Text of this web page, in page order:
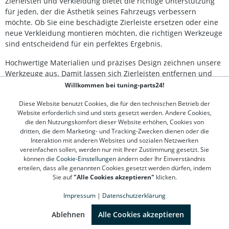
für jeden, der die Ästhetik seines Fahrzeugs verbessern
möchte. Ob Sie eine beschädigte Zierleiste ersetzen oder eine
neue Verkleidung montieren möchten, die richtigen Werkzeuge
sind entscheidend für ein perfektes Ergebnis.
Hochwertige Materialien und präzises Design zeichnen unsere
Werkzeuge aus. Damit lassen sich Zierleisten entfernen und
Verkleidungen sicher anbringen, ohne das Risiko von Kratzern
ergonomischer Designs sind unsere Werkzeuge
benutzerfreundlich und langlebig, was Ihnen das Arbeiten
erleichtert und professionelle Resultate garantiert.
Egal, ob Sie ein Profi-Mechaniker oder ein ambitionierter
Hobbybastler sind, in unserer Kategorie für Zierleisten &
Verkleidung finden Sie alles, was Sie für Ihre Arbeit benötigen.
Entdecken Sie die vielfältigen Möglichkeiten, die unser
das nächste Level.
Willkommen bei tuning-parts24!
Diese Website benutzt Cookies, die für den technischen Betrieb der
Website erforderlich sind und stets gesetzt werden. Andere Cookies,
die den Nutzungskomfort dieser Website erhöhen, Cookies von
dritten, die dem Marketing- und Tracking-Zwecken dienen oder die
Interaktion mit anderen Websites und sozialen Netzwerken
vereinfachen sollen, werden nur mit Ihrer Zustimmung gesetzt. Sie
können die Cookie-Einstellungenändern oder Ihr Einverständnis
erteilen, dass alle genannten Cookies gesetzt werden dürfen, indem
Sie auf"Alle Cookies akzeptieren" klicken.
Impressum | Datenschutzerklärung
Ablehnen Alle Cookies akzeptieren
(4.78 / 5)
1310
Bewertungen bei: google.de, shopvote.de ⓘ
Informationen zur Echtheit der Bewertungen